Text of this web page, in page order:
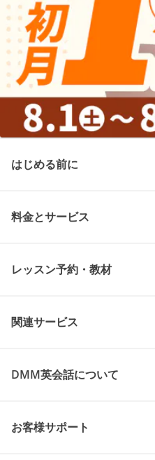
はじめる前に
料金とサービス
レッスン予約・教材
関連サービス
DMM英会話について
お客様サポート